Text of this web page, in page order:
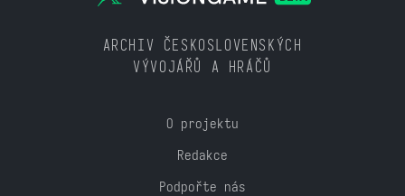
ARCHIV ČESKOSLOVENSKÝCH
VÝVOJÁŘŮ A HRÁČŮ
O projektu
Redakce
Podpořte nás